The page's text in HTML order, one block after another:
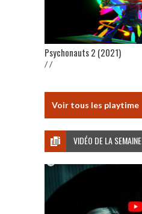
Psychonauts 2 (2021)
/ /
Voir tous les playtime
VIDÉO DE LA SEMAINE